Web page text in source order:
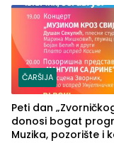
ČARŠIJA
Peti dan
donosi bogat
Muzika, pozorište i